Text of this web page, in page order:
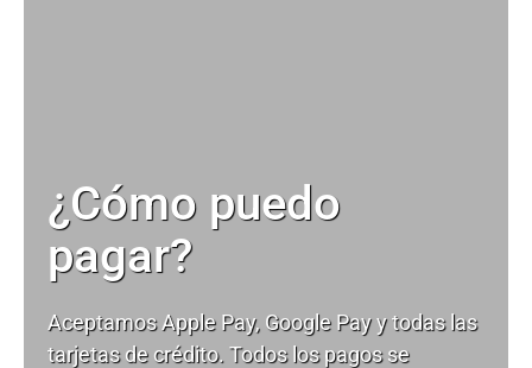
¿Cómo puedo
pagar?
Aceptamos Apple Pay, Google Pay y todas las
tarjetas de crédito. Todos los pagos se